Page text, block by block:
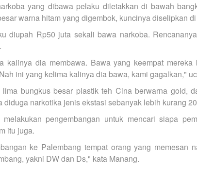
yang dibawa pelaku diletakkan di bawah
warna hitam yang digembok, kuncinya diselipkan
diupah Rp50 juta sekali bawa narkoba.
kalinya dia membawa. Bawa yang keempat
ini yang kelima kalinya dia bawa, kami gagalkan,"
bungkus besar plastik teh Cina berwarna gold,
diduga narkotika jenis ekstasi sebanyak lebih kurang
pengembangan untuk mencari siapa
itu juga.
ke Palembang tempat orang yang memesan
yakni DW dan Ds," kata Manang.